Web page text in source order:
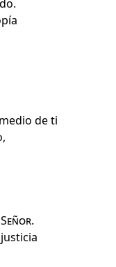
de ti
,
Señor.